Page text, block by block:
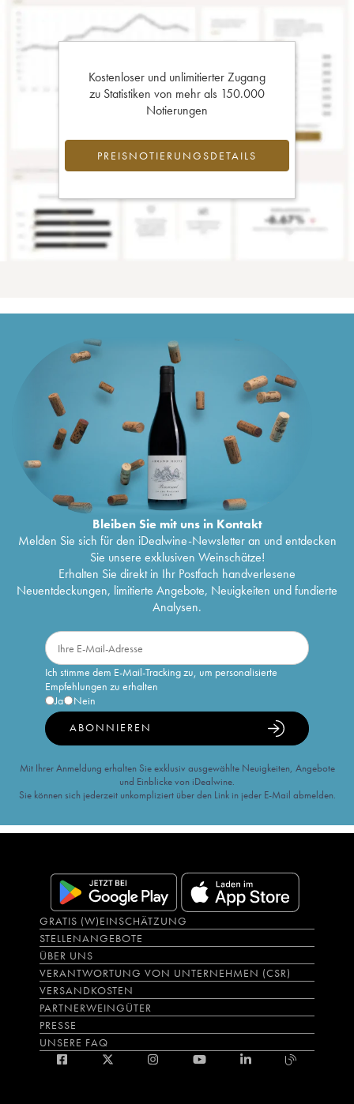
Kostenloser und unlimitierter Zugang
zu Statistiken von mehr als 150.000
Notierungen
PREISNOTIERUNGSDETAILS
Bleiben Sie mit uns in Kontakt
Melden Sie sich für den iDealwine-Newsletter an und entdecken
Sie unsere exklusiven Weinschätze!
Erhalten Sie direkt in Ihr Postfach handverlesene
Neuentdeckungen, limitierte Angebote, Neuigkeiten und fundierte
Analysen.
Ich stimme dem E-Mail-Tracking zu, um personalisierte
Empfehlungen zu erhalten
Ja
Nein
ABONNIEREN
Mit Ihrer Anmeldung erhalten Sie exklusiv ausgewählte Neuigkeiten, Angebote
und Einblicke von iDealwine.
Sie können sich jederzeit unkompliziert über den Link in jeder E-Mail abmelden.
GRATIS (W)EINSCHÄTZUNG
STELLENANGEBOTE
ÜBER UNS
VERANTWORTUNG VON UNTERNEHMEN (CSR)
VERSANDKOSTEN
PARTNERWEINGÜTER
PRESSE
UNSERE FAQ